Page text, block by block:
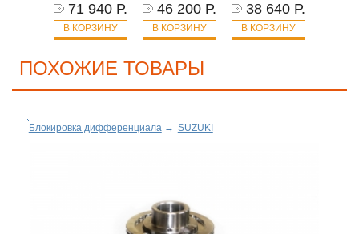
71 940 Р.
В КОРЗИНУ
46 200 Р.
В КОРЗИНУ
38 640 Р.
В КОРЗИНУ
ПОХОЖИЕ ТОВАРЫ
Блокировка дифференциала→ SUZUKI